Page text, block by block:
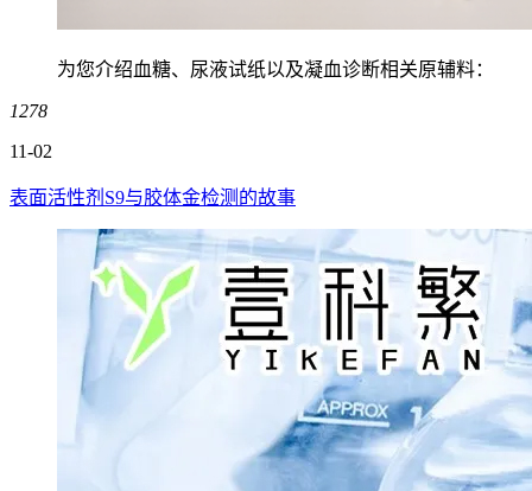
为您介绍血糖、尿液试纸以及凝血诊断相关原辅料：
1278
11-02
表面活性剂S9与胶体金检测的故事